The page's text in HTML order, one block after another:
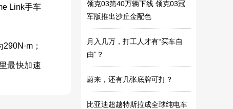
Link手车
；
最快加速
Applications | ChipsX
护理耗材供应商！
一场围绕电动车未来“话语
权”的争论，迅速升级成了两位车
圈大佬的“隔空对喷”
Custom POP Floor Retail
Phone Battery and Headphone
ULQ2004ADRG4: High-
Transistor Array for Efficient
业守护您的爱车
唐明友先生出任大陆马牌轮胎
领克03第40万辆下线 领克03冠
军版推出沙丘金配色
月入几万，打工人才有“买车自
由”？
蔚来，还有几张底牌可打？
比亚迪超越特斯拉成全球纯电车